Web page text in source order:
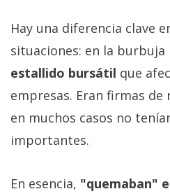
Hay una diferencia clave
situaciones: en la
estallido bursátil que
empresas. Eran firmas de
en muchos casos no
importantes.
En esencia, "quemaban"